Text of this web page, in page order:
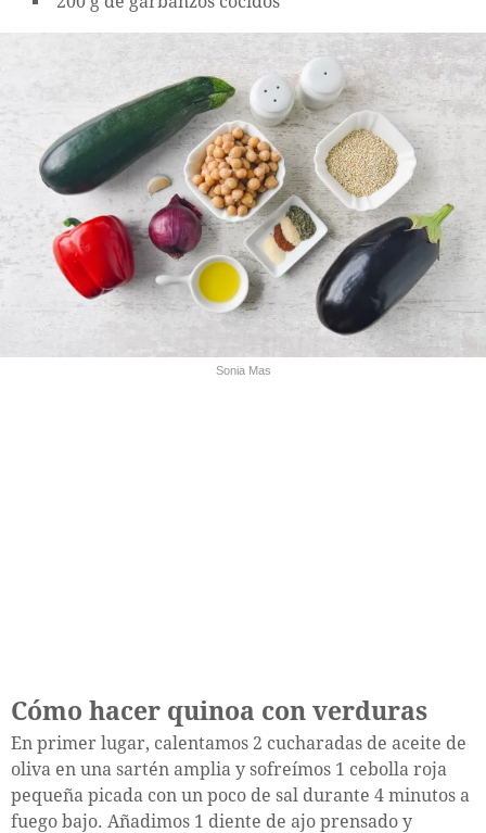
Sonia Mas
Cómo hacer quinoa con verduras
En primer lugar, calentamos 2 cucharadas de aceite de
oliva en una sartén amplia y sofreímos 1 cebolla roja
pequeña picada con un poco de sal durante 4 minutos a
fuego bajo. Añadimos 1 diente de ajo prensado y